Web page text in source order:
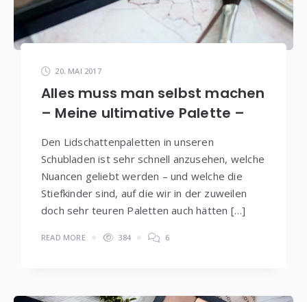
20. MAI 2017
Alles muss man selbst machen
– Meine ultimative Palette –
Den Lidschattenpaletten in unseren
Schubladen ist sehr schnell anzusehen, welche
Nuancen geliebt werden – und welche die
Stiefkinder sind, auf die wir in der zuweilen
doch sehr teuren Paletten auch hätten […]
READ MORE 384 6